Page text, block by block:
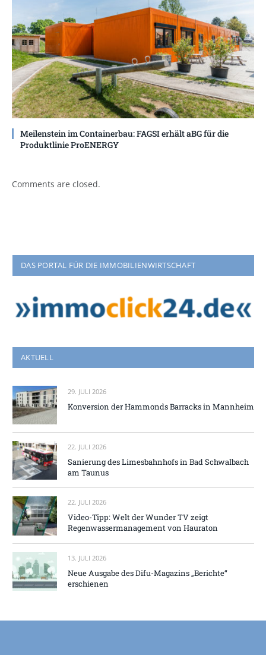
Meilenstein im Containerbau: FAGSI erhält aBG für die
Produktlinie ProENERGY
Comments are closed.
DAS PORTAL FÜR DIE IMMOBILIENWIRTSCHAFT
AKTUELL
29. JULI 2026
Konversion der Hammonds Barracks in Mannheim
22. JULI 2026
Sanierung des Limesbahnhofs in Bad Schwalbach
am Taunus
22. JULI 2026
Video-Tipp: Welt der Wunder TV zeigt
Regenwassermanagement von Hauraton
13. JULI 2026
Neue Ausgabe des Difu-Magazins „Berichte“
erschienen